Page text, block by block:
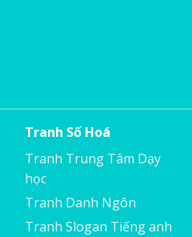
Tranh Số Hoá
Tranh Trung Tâm Dạy
học
Tranh Danh Ngôn
Tranh Slogan Tiếng anh